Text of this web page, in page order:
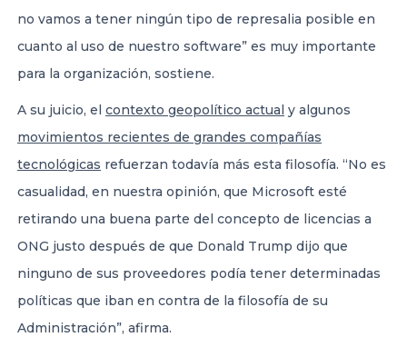
no vamos a tener ningún tipo de represalia posible en
cuanto al uso de nuestro software” es muy importante
para la organización, sostiene.
A su juicio, el contexto geopolítico actual y algunos
movimientos recientes de grandes compañías
tecnológicas refuerzan todavía más esta filosofía. “No es
casualidad, en nuestra opinión, que Microsoft esté
retirando una buena parte del concepto de licencias a
ONG justo después de que Donald Trump dijo que
ninguno de sus proveedores podía tener determinadas
políticas que iban en contra de la filosofía de su
Administración”, afirma.